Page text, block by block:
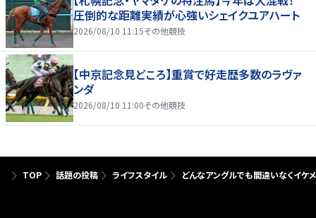
圧倒的な距離実績が心強いシェイクユアハート
2026/08/10 11:15その他競技
【中京記念見どころ】重賞で好走歴多数のラヴァ
ンダ
2026/08/10 11:00その他競技
TOP 話題の投稿 ライフスタイル どんなアングルでも間違いなくイケ